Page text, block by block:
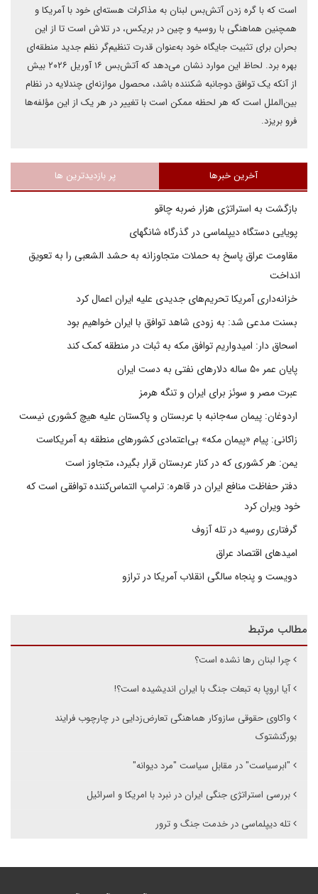
است که با گره زدن آتش‌بس لبنان به مذاکرات هسته‌ای خود با آمریکا و
همچنین هماهنگی با روسیه و چین در بریکس، در تلاش است تا از این
بحران برای تثبیت جایگاه خود به‌عنوان قدرت تنظیم‌گر نظم جدید منطقه‌ای
بهره برد. لحاظ این موارد نشان می‌دهد که آتش‌بس ۱۶ آوریل ۲۰۲۶ بیش
از آنکه یک توافق دوجانبه شکننده باشد، محصول موازنه‌ای چندلایه در نظام
بین‌الملل است که هر لحظه ممکن است با تغییر در هر یک از این مؤلفه‌ها
فرو بریزد.
آخرین خبرها پر بازدیدترین ها
بازگشت به استراتژی هزار ضربه چاقو
پویایی دستگاه دیپلماسی در گذرگاه شانگهای
مقاومت عراق پاسخ به حملات متجاوزانه به حشد الشعبی را به تعویق
انداخت
خزانه‌داری آمریکا تحریم‌های جدیدی علیه ایران اعمال کرد
بسنت مدعی شد: به زودی شاهد توافق با ایران خواهیم بود
اسحاق دار: امیدواریم توافق مکه به ثبات در منطقه کمک کند
پایان عمر ۵۰ ساله دلارهای نفتی به دست ایران
عبرت مصر و سوئز برای ایران و تنگه هرمز
اردوغان: پیمان سه‌جانبه با عربستان و پاکستان علیه هیچ کشوری نیست
زاکانی: پیام «پیمان مکه» بی‌اعتمادی کشورهای منطقه به آمریکاست
یمن: هر کشوری که در کنار عربستان قرار بگیرد، متجاوز است
دفتر حفاظت منافع ایران در قاهره: ترامپ التماس‌کننده توافقی است که
خود ویران کرد
گرفتاری روسیه در تله آزوف
امیدهای اقتصاد عراق
دویست و پنجاه سالگی انقلاب آمریکا در ترازو
مطالب مرتبط
چرا لبنان رها نشده است؟
آیا اروپا به تبعات جنگ با ایران اندیشیده است؟!
واکاوی حقوقی سازوکار هماهنگی تعارض‌زدایی در چارچوب فرایند
بورگنشتوک
"ابرسیاست" در مقابل سیاست "مرد دیوانه"
بررسی استراتژی جنگی ایران در نبرد با امریکا و اسرائیل
تله دیپلماسی در خدمت جنگ و ترور